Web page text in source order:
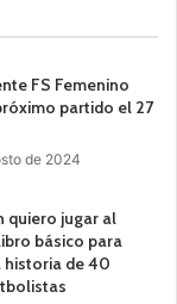
FS Femenino
partido el 27
de 2024
quiero jugar al
básico para
historia de 40